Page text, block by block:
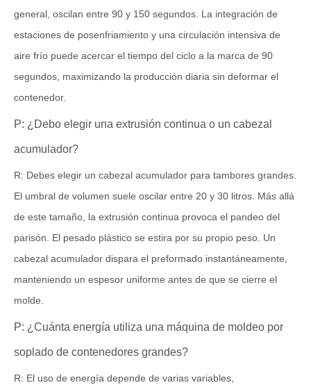
general, oscilan entre 90 y 150 segundos. La integración de
estaciones de posenfriamiento y una circulación intensiva de
aire frío puede acercar el tiempo del ciclo a la marca de 90
segundos, maximizando la producción diaria sin deformar el
contenedor.
P: ¿Debo elegir una extrusión continua o un cabezal
acumulador?
R: Debes elegir un cabezal acumulador para tambores grandes.
El umbral de volumen suele oscilar entre 20 y 30 litros. Más allá
de este tamaño, la extrusión continua provoca el pandeo del
parisón. El pesado plástico se estira por su propio peso. Un
cabezal acumulador dispara el preformado instantáneamente,
manteniendo un espesor uniforme antes de que se cierre el
molde.
P: ¿Cuánta energía utiliza una máquina de moldeo por
soplado de contenedores grandes?
R: El uso de energía depende de varias variables,